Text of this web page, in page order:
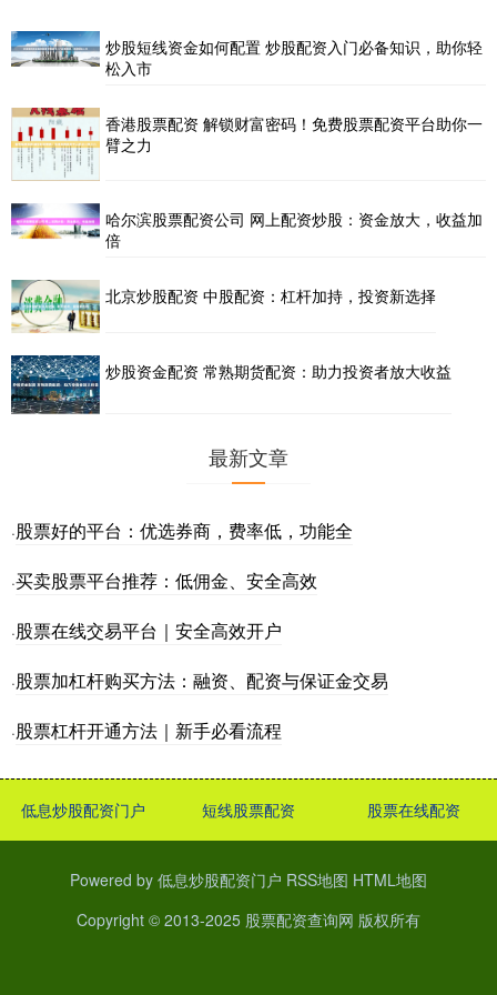
炒股短线资金如何配置 炒股配资入门必备知识，助你轻
松入市
香港股票配资 解锁财富密码！免费股票配资平台助你一
臂之力
哈尔滨股票配资公司 网上配资炒股：资金放大，收益加
倍
北京炒股配资 中股配资：杠杆加持，投资新选择
炒股资金配资 常熟期货配资：助力投资者放大收益
最新文章
·股票好的平台：优选券商，费率低，功能全
·买卖股票平台推荐：低佣金、安全高效
·股票在线交易平台｜安全高效开户
·股票加杠杆购买方法：融资、配资与保证金交易
·股票杠杆开通方法｜新手必看流程
低息炒股配资门户 短线股票配资 股票在线配资
Powered by 低息炒股配资门户 RSS地图 HTML地图
Copyright © 2013-2025 股票配资查询网 版权所有